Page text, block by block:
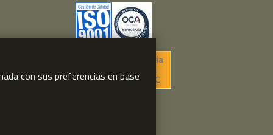
con sus preferencias en base